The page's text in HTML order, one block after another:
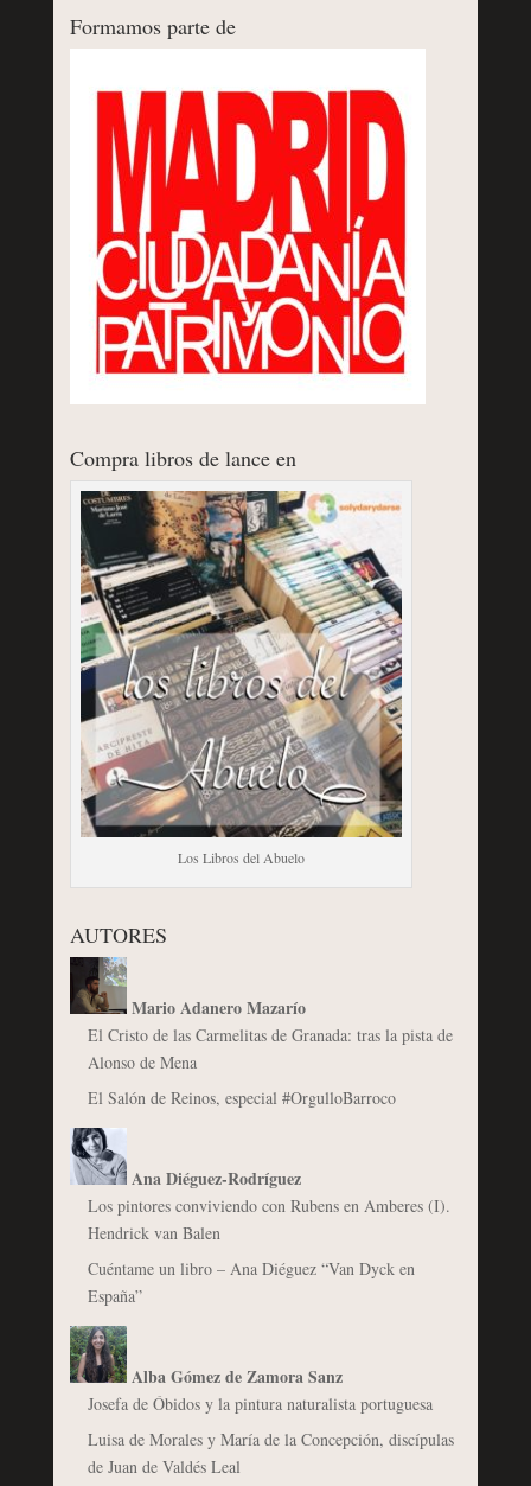
Formamos parte de
Compra libros de lance en
Los Libros del Abuelo
AUTORES
Mario Adanero Mazarío
El Cristo de las Carmelitas de Granada: tras la pista de
Alonso de Mena
El Salón de Reinos, especial #OrgulloBarroco
Ana Diéguez-Rodríguez
Los pintores conviviendo con Rubens en Amberes (I).
Hendrick van Balen
Cuéntame un libro – Ana Diéguez “Van Dyck en
España”
Alba Gómez de Zamora Sanz
Josefa de Óbidos y la pintura naturalista portuguesa
Luisa de Morales y María de la Concepción, discípulas
de Juan de Valdés Leal